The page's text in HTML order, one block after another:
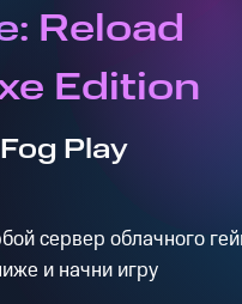
Reload
Edition
Play
сервер облачного
и начни игру